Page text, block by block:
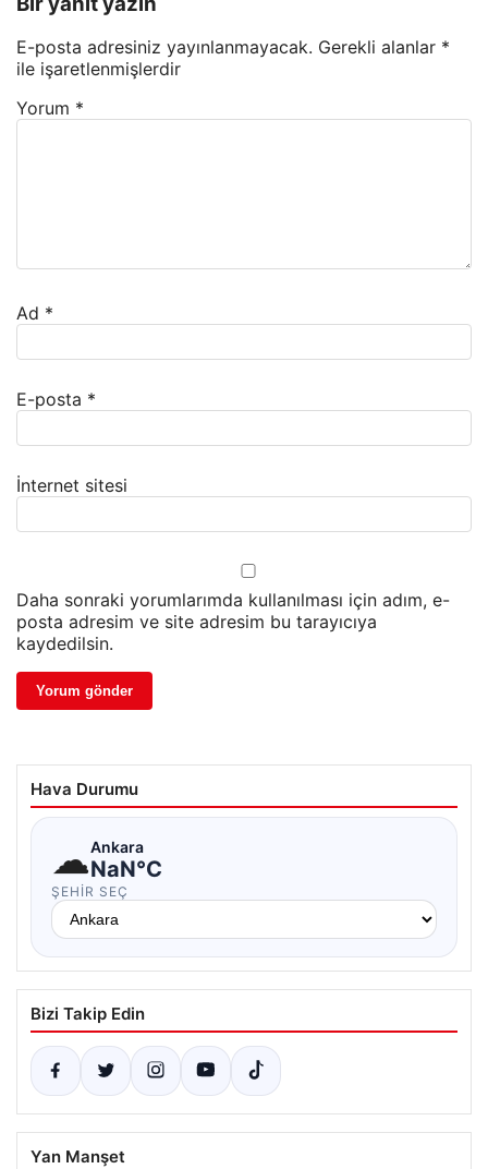
E-posta adresiniz yayınlanmayacak. Gerekli alanlar *
ile işaretlenmişlerdir
Yorum *
Ad *
E-posta *
İnternet sitesi
Daha sonraki yorumlarımda kullanılması için adım, e-
posta adresim ve site adresim bu tarayıcıya
kaydedilsin.
Hava Durumu
☁Ankara
NaN°C
ŞEHIR SEÇ
Bizi Takip Edin
Yan Manşet